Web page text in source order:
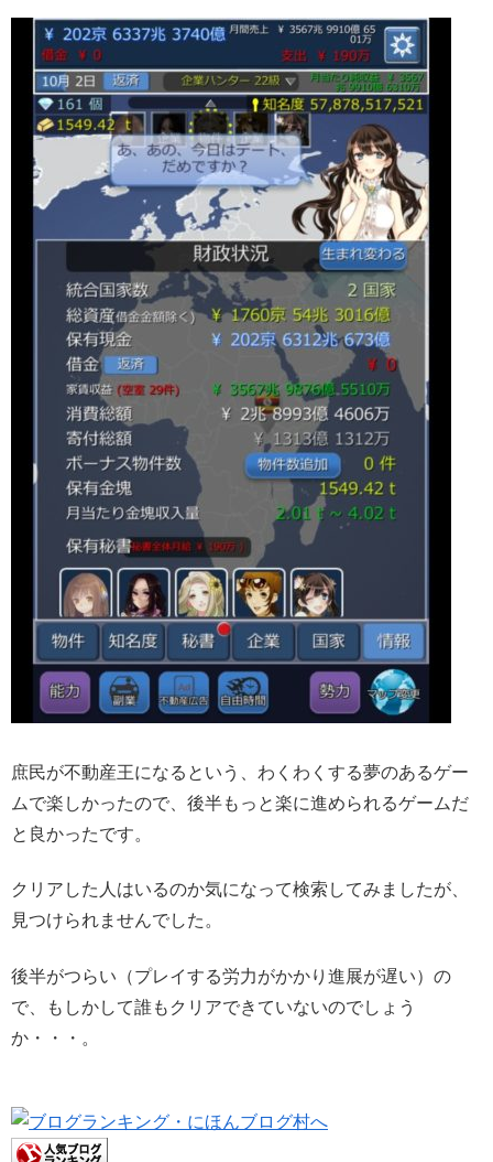
庶民が不動産王になるという、わくわくする夢のあるゲー
ムで楽しかったので、後半もっと楽に進められるゲームだ
と良かったです。
クリアした人はいるのか気になって検索してみましたが、
見つけられませんでした。
後半がつらい（プレイする労力がかかり進展が遅い）の
で、もしかして誰もクリアできていないのでしょう
か・・・。